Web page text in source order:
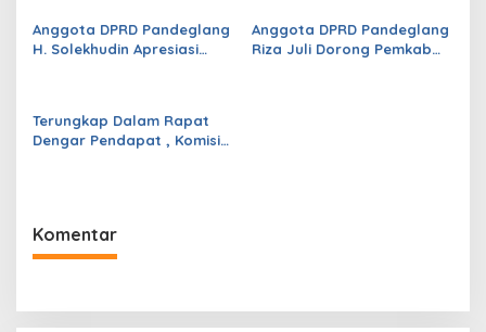
i
s
Anggota DPRD Pandeglang
H. Solekhudin Apresiasi
Soni
Anggota DPRD Pandeglang
Riza Juli Dorong Pemkab
Terungkap Dalam Rapat
Dengar Pendapat , Komisi
Miliar
Komentar